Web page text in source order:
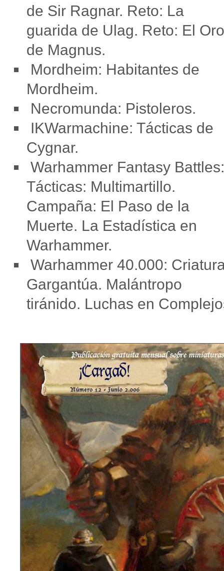
de Sir Ragnar. Reto: La
guarida de Ulag. Reto: El
de Magnus.
Mordheim: Habitantes de
Mordheim.
Necromunda: Pistoleros.
IKWarmachine: Tácticas de
Cygnar.
Warhammer Fantasy
Tácticas: Multimartillo.
Campaña: El Paso de la
Muerte. La Estadística en
Warhammer.
Warhammer 40.000:
Gargantúa. Malántropo
tiránido. Luchas en